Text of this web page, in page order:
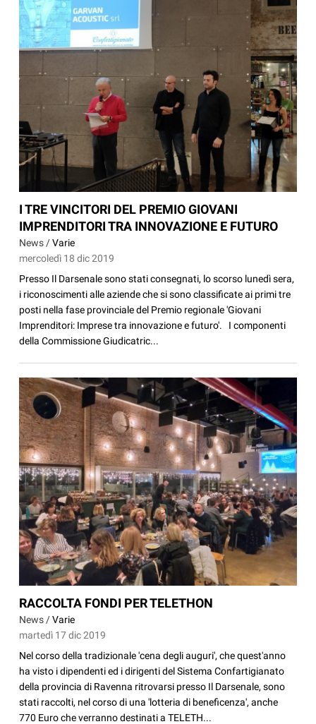
I TRE VINCITORI DEL PREMIO GIOVANI
IMPRENDITORI TRA INNOVAZIONE E FUTURO
News /Varie
mercoledì 18 dic 2019
Presso Il Darsenale sono stati consegnati, lo scorso lunedì sera,
i riconoscimenti alle aziende che si sono classificate ai primi tre
posti nella fase provinciale del Premio regionale 'Giovani
Imprenditori: Imprese tra innovazione e futuro'. I componenti
della Commissione Giudicatric...
RACCOLTA FONDI PER TELETHON
News /Varie
martedì 17 dic 2019
Nel corso della tradizionale 'cena degli auguri', che quest'anno
ha visto i dipendenti ed i dirigenti del Sistema Confartigianato
della provincia di Ravenna ritrovarsi presso Il Darsenale, sono
stati raccolti, nel corso di una 'lotteria di beneficenza', anche
770 Euro che verranno destinati a TELETH...